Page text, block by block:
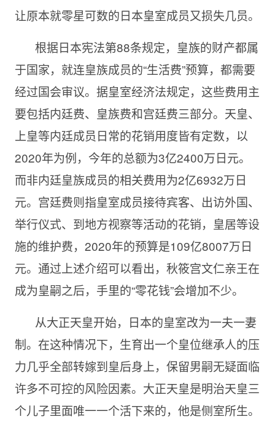
让原本就零星可数的日本皇室成员又损失几员。
根据日本宪法第88条规定，皇族的财产都属
于国家，就连皇族成员的“生活费”预算，都需要
经过国会审议。据皇室经济法规定，这些费用主
要包括内廷费、皇族费和宫廷费三部分。天皇、
上皇等内廷成员日常的花销用度皆有定数，以
2020年为例，今年的总额为3亿2400万日元。
而非内廷皇族成员的相关费用为2亿6932万日
元。宫廷费则指皇室成员接待宾客、出访外国、
举行仪式、到地方视察等活动的花销，皇居等设
施的维护费，2020年的预算是109亿8007万日
元。通过上述介绍可以看出，秋筱宫文仁亲王在
成为皇嗣之后，手里的“零花钱”会增加不少。
从大正天皇开始，日本的皇室改为一夫一妻
制。在这种情况下，生育出一个皇位继承人的压
力几乎全部转嫁到皇后身上，保留男嗣无疑面临
许多不可控的风险因素。大正天皇是明治天皇三
个儿子里面唯一一个活下来的，他是侧室所生。